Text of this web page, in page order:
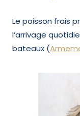
Le poisson frais
l’arrivage
bateaux (